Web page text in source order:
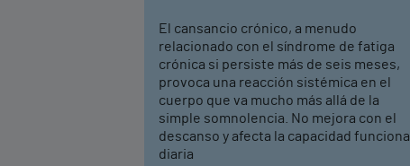
El cansancio crónico, a menudo
relacionado con el síndrome de fatiga
crónica si persiste más de seis meses,
provoca una reacción sistémica en el
cuerpo que va mucho más allá de la
simple somnolencia. No mejora con el
descanso y afecta la capacidad funcional
diaria